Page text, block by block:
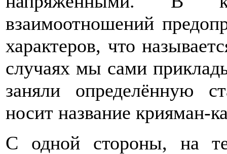
взаимоотношений
характеров, что
случаях мы сами
заняли определённую
носит название крияман-
С одной стороны, на